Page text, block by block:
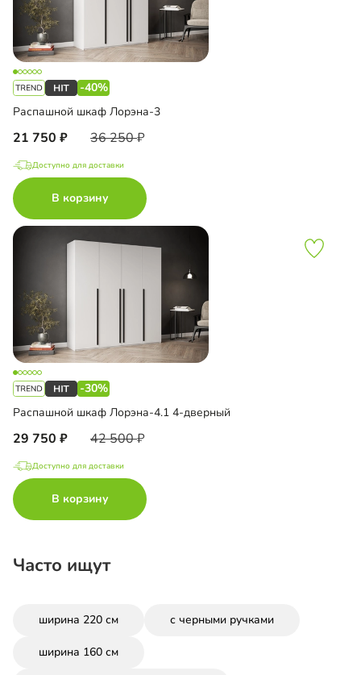
-40%
Распашной шкаф Лорэна-3
21 750 36 250
Доступно для доставки
В корзину
-30%
Распашной шкаф Лорэна-4.1 4-дверный
29 750 42 500
Доступно для доставки
В корзину
Часто ищут
ширина 220 см с черными ручками
ширина 160 см